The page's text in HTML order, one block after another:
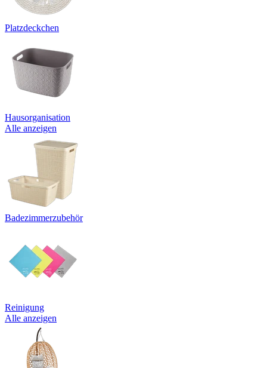
Platzdeckchen
Hausorganisation
Alle anzeigen
Badezimmerzubehör
Reinigung
Alle anzeigen